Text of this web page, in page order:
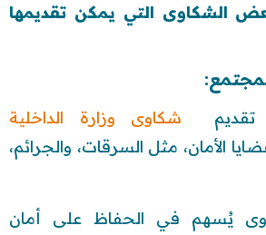
الشكاوى التي يمكن تقديمها
تقديم شكاوى وزارة الداخلية
الأمان، مثل السرقات، والجرائم،
يُسهم في الحفاظ على أمان